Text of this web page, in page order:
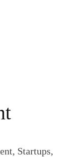
Startups,